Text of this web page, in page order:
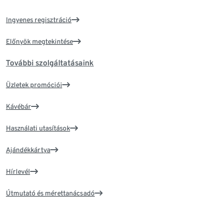
Ingyenes regisztráció
Előnyök megtekintése
További szolgáltatásaink
Üzletek promóciói
Kávébár
Használati utasítások
Ajándékkártya
Hírlevél
Útmutató és mérettanácsadó